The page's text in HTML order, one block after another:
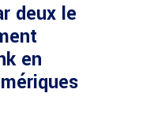
deux le
en